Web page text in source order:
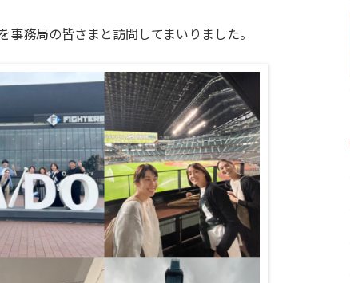
務局の皆さまと訪問してまいりました。